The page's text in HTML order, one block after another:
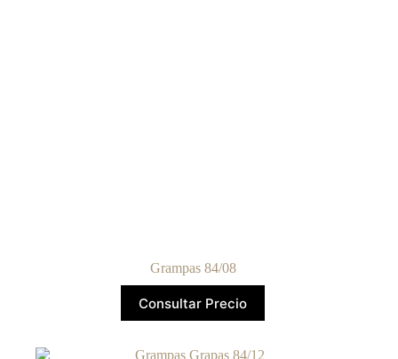
Grampas 84/08
Consultar Precio